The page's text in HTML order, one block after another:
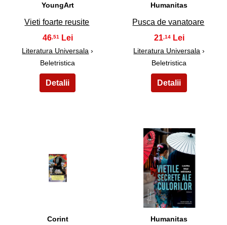
YoungArt
Vieti foarte reusite
46,51
Literatura Universala ›
Beletristica
Humanitas
Pusca de vanatoare
21 ,14
Literatura Universala ›
Beletristica
33
Corint
34
Humanitas